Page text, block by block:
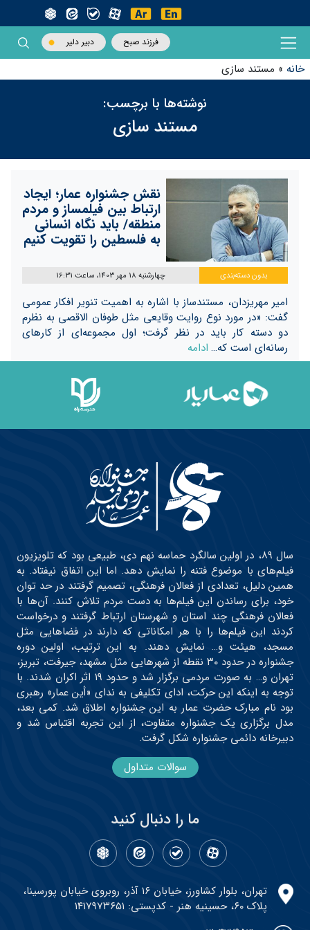
فرزند صبح دبیر دلیر
خانه » مستند سازی
نوشته‌ها با برچسب:
مستند سازی
نقش جشنواره عمار؛ ایجاد
ارتباط بین فیلمساز و مردم
منطقه/ باید نگاه انسانی
به فلسطین را تقویت کنیم
بدون دسته‌بندی چهارشنبه 18 مهر 1403، ساعت 16:31
امیر مهریزدان، مستندساز با اشاره به اهمیت تنویر افکار عمومی
گفت: «در مورد نوع روایت وقایعی مثل طوفان الاقصى به نظرم
دو دسته کار باید در نظر گرفت؛ اول مجموعه‌ای از کارهای
رسانه‌ای است که… ادامه
سال ۸۹، در اولین سالگرد حماسه نهم دی، طبیعی بود که تلویزیون
فیلم‌های با موضوع فتنه را نمایش دهد. اما این اتفاق نیفتاد. به
همین دلیل، تعدادی از فعالان فرهنگی، تصمیم گرفتند در حد توان
خود، برای رساندن این فیلم‌ها به دست مردم تلاش کنند. آن‌ها با
فعالان فرهنگی چند استان و شهرستان ارتباط گرفتند و درخواست
کردند این فیلم‌ها را با هر امکاناتی که دارند در فضاهایی مثل
مسجد، هیئت و… نمایش دهند. به این ترتیب، اولین دوره
جشنواره در حدود ۳۰ نقطه از شهرهایی مثل مشهد، جیرفت، تبریز،
تهران و… به صورت مردمی برگزار شد و حدود ۱۹ اثر اکران شدند. با
توجه به اینکه این حرکت، ادای تکلیفی به ندای «أین عمار» رهبری
بود نام مبارک حضرت عمار به این جشنواره اطلاق شد. کمی بعد،
مدل برگزاری یک جشنواره متفاوت، از این تجربه اقتباس شد و
دبیرخانه دائمی جشنواره شکل گرفت.
سوالات متداول
ما را دنبال کنید
تهران، بلوار کشاورز، خیابان ۱۶ آذر، روبروی خیابان پورسینا،
پلاک ۶۰، حسینیه هنر - کدپستی: ۱۴۱۷۹۷۳۶۵۱